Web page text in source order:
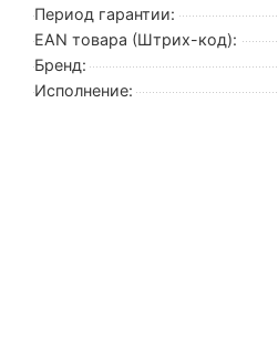
Период гарантии:
EAN товара (Штрих-код):
Бренд:
Исполнение: